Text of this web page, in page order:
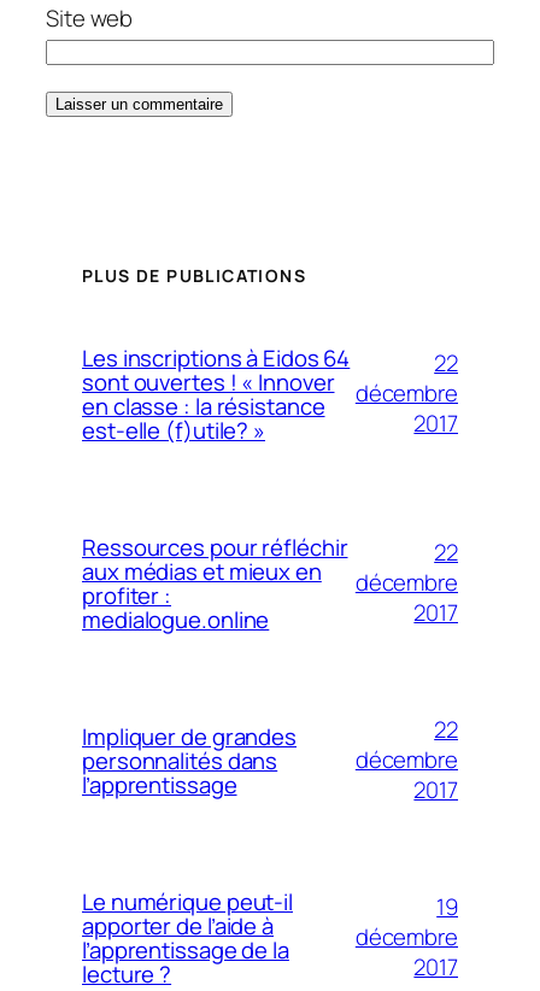
Site web
PLUS DE PUBLICATIONS
Les inscriptions à Eidos 64
sont ouvertes ! « Innover
en classe : la résistance
est-elle (f)utile? »
22
décembre
2017
Ressources pour réfléchir
aux médias et mieux en
profiter :
medialogue.online
22
décembre
2017
Impliquer de grandes
personnalités dans
l’apprentissage
22
décembre
2017
Le numérique peut-il
apporter de l’aide à
l’apprentissage de la
lecture ?
19
décembre
2017